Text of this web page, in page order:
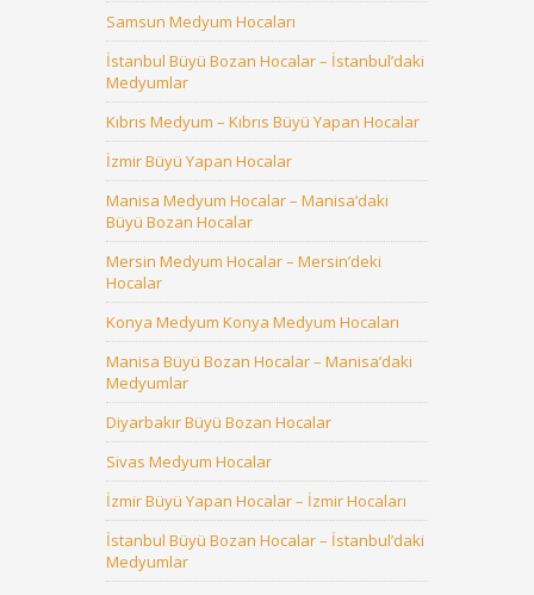
Samsun Medyum Hocaları
İstanbul Büyü Bozan Hocalar – İstanbul’daki
Medyumlar
Kıbrıs Medyum – Kıbrıs Büyü Yapan Hocalar
İzmir Büyü Yapan Hocalar
Manisa Medyum Hocalar – Manisa’daki
Büyü Bozan Hocalar
Mersin Medyum Hocalar – Mersin’deki
Hocalar
Konya Medyum Konya Medyum Hocaları
Manisa Büyü Bozan Hocalar – Manisa’daki
Medyumlar
Diyarbakır Büyü Bozan Hocalar
Sivas Medyum Hocalar
İzmir Büyü Yapan Hocalar – İzmir Hocaları
İstanbul Büyü Bozan Hocalar – İstanbul’daki
Medyumlar